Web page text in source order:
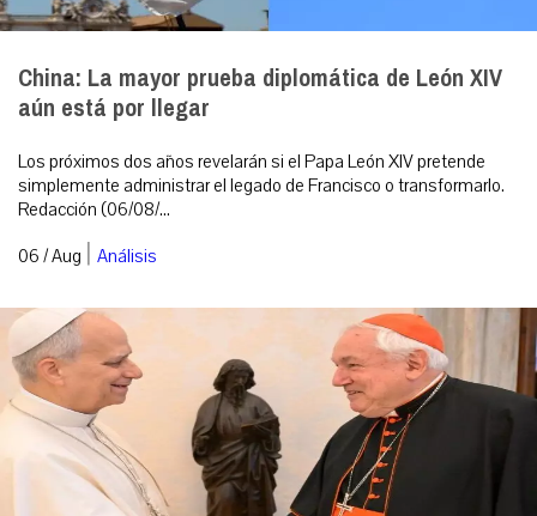
China: La mayor prueba diplomática de León XIV
aún está por llegar
Los próximos dos años revelarán si el Papa León XIV pretende
simplemente administrar el legado de Francisco o transformarlo.
Redacción (06/08/...
06 / Aug | Análisis